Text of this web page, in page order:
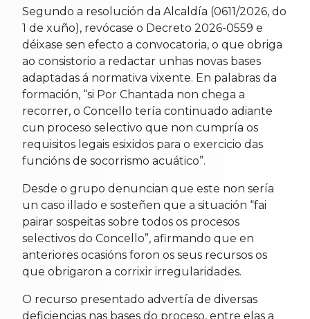
Segundo a resolución da Alcaldía (0611/2026, do
1 de xuño), revócase o Decreto 2026-0559 e
déixase sen efecto a convocatoria, o que obriga
ao consistorio a redactar unhas novas bases
adaptadas á normativa vixente. En palabras da
formación, “si Por Chantada non chega a
recorrer, o Concello tería continuado adiante
cun proceso selectivo que non cumpría os
requisitos legais esixidos para o exercicio das
funcións de socorrismo acuático”.
Desde o grupo denuncian que este non sería
un caso illado e sosteñen que a situación “fai
pairar sospeitas sobre todos os procesos
selectivos do Concello”, afirmando que en
anteriores ocasións foron os seus recursos os
que obrigaron a corrixir irregularidades.
O recurso presentado advertía de diversas
deficiencias nas bases do proceso, entre elas a